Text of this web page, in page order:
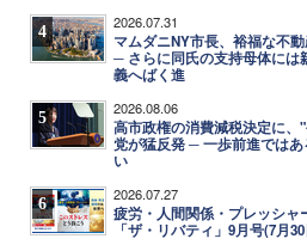
4 2026.07.31
マムダニNY市長、裕福な不
─ さらに同氏の支持母体には
義へばく進
5 2026.08.06
高市政権の消費減税決定に
党が猛反発 ─ 一歩前進では
い
6 2026.07.27
疲労・人間関係・プレッシ
「ザ・リバティ」9月号(7月